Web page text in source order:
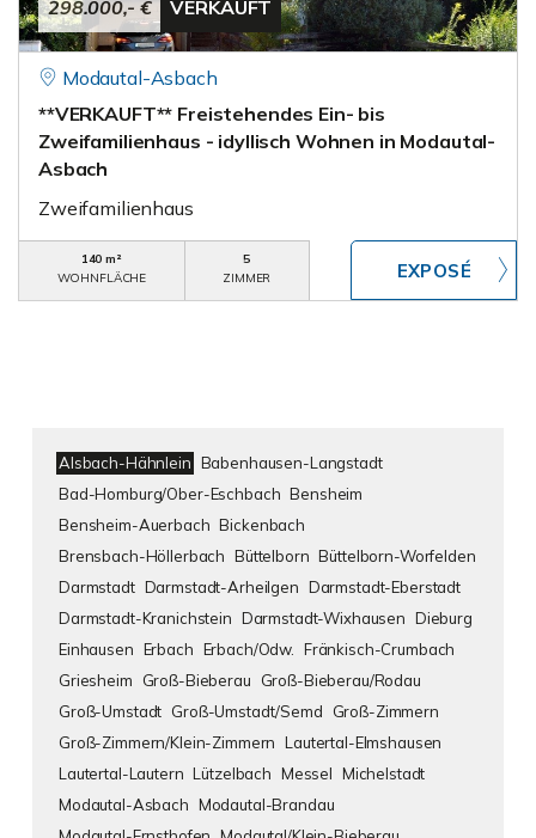
298.000,- € VERKAUFT
Modautal-Asbach
**VERKAUFT** Freistehendes Ein- bis
Zweifamilienhaus - idyllisch Wohnen in Modautal-
Asbach
Zweifamilienhaus
140 m²
WOHNFLÄCHE
5
ZIMMER
Alsbach-Hähnlein Babenhausen-Langstadt
Bad-Homburg/Ober-Eschbach Bensheim
Bensheim-Auerbach Bickenbach
Brensbach-Höllerbach Büttelborn Büttelborn-Worfelden
Darmstadt Darmstadt-Arheilgen Darmstadt-Eberstadt
Darmstadt-Kranichstein Darmstadt-Wixhausen Dieburg
Einhausen Erbach Erbach/Odw.
Fränkisch-Crumbach
Griesheim
Groß-Bieberau
Groß-Bieberau/Rodau
Groß-Umstadt Groß-Umstadt/Semd
Groß-Zimmern
Groß-Zimmern/Klein-Zimmern Lautertal-Elmshausen
Lautertal-Lautern Lützelbach Messel Michelstadt
Modautal-Asbach Modautal-Brandau